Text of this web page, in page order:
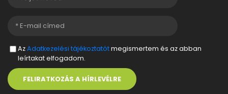
AzAdatkezelési tájékoztatótmegismertem és az abban
leírtakat elfogadom.
FELIRATKOZÁS A HÍRLEVÉLRE